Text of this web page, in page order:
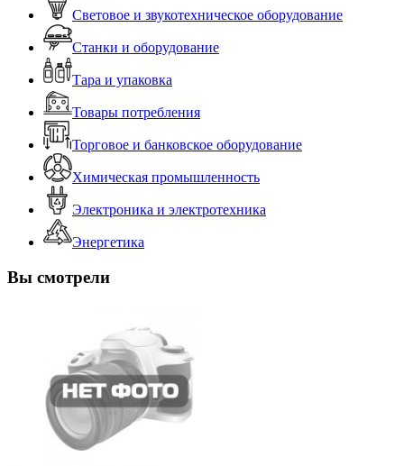
Световое и звукотехническое оборудование
Станки и оборудование
Тара и упаковка
Товары потребления
Торговое и банковское оборудование
Химическая промышленность
Электроника и электротехника
Энергетика
Вы смотрели